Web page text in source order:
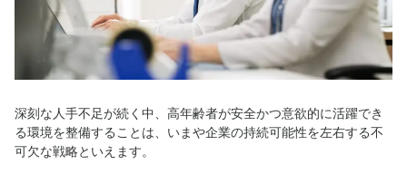
深刻な人手不足が続く中、高年齢者が安全かつ意欲的に活躍でき
る環境を整備することは、いまや企業の持続可能性を左右する不
可欠な戦略といえます。